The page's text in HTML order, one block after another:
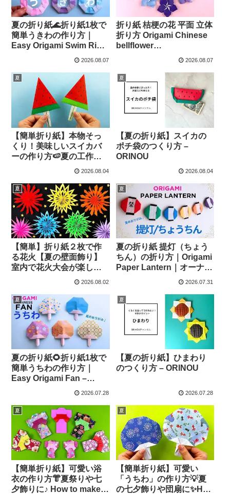
夏の折り紙🌊折り紙1枚で
簡単うきわの作り方｜
Easy Origami Swim Ring
– Balalaika Origami &
2026.08.07
折り紙 桔梗の花 平面 立体
折り方 Origami Chinese
bellflower
tutorial（NiceNo1） – ナ
Origami
2026.08.07
夏
【簡単折り紙】本物そっ
くり！美味しいスイカバ
ーの作り方🍉夏の工作・
手作りアイス | How to
cream 摺紙 冰淇淋 종
이접기 #スイカ#西瓜#수
박 – Origami hana’s
channel
2026.08.04
夏
【夏の折り紙】スイカの
ポチ袋のつくり方 –
ORINOU
2026.08.04
夏
【簡単】折り紙２枚で作
る花火【夏の壁面飾り】
室内で花火大会が楽しめ
る✨夏祭りの飾りにも✨つ
Papercraft – はなみこと
2026.08.02
夏
夏の折り紙 提灯（ちょう
ちん）の折り方｜Origami
Paper Lantern｜オーナメ
ントにも！ – Balalaika
2026.07.31
夏
夏の折り紙🌻折り紙1枚で
簡単うちわの作り方｜
Easy Origami Fan –
Balalaika Origami & DIY
2026.07.28
夏
【夏の折り紙】ひまわり
のつくり方 – ORINOU
2026.07.28
夏
【簡単折り紙】可愛い浴
衣の作り方👘夏祭りや七
夕飾りに♪ How to make
夏
【簡単折り紙】可愛い
「うちわ」の作り方💡夏
の七夕飾りや団扇に✨How